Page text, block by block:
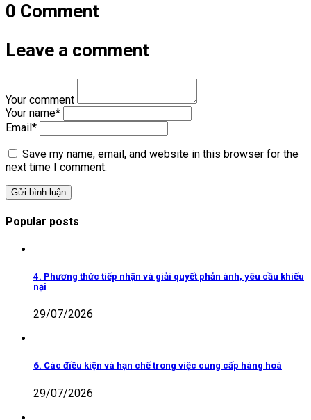
0 Comment
Leave a comment
Your comment
Your name*
Email *
Save my name, email, and website in this browser for the
next time I comment.
Popular posts
4. Phương thức tiếp nhận và giải quyết phản ánh, yêu cầu khiếu
nại
29/07/2026
6. Các điều kiện và hạn chế trong việc cung cấp hàng hoá
29/07/2026